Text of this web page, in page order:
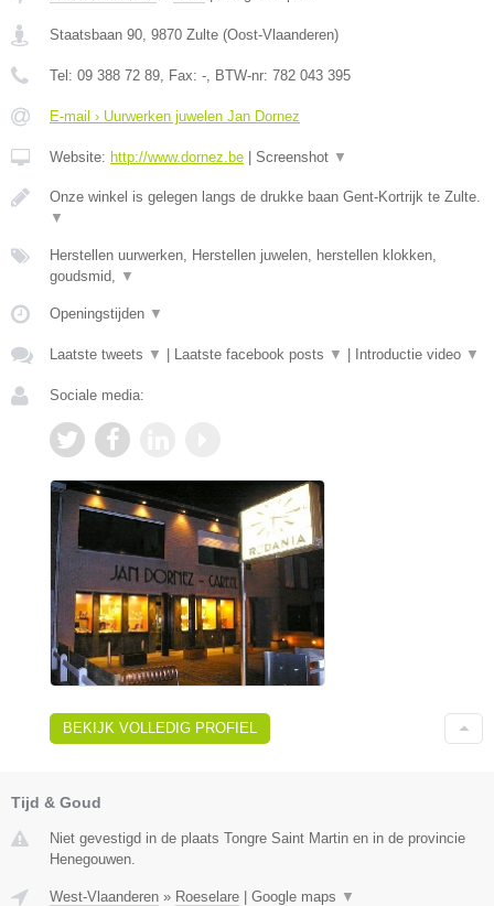
Staatsbaan 90, 9870 Zulte (Oost-Vlaanderen)
Tel: 09 388 72 89, Fax: -, BTW-nr: 782 043 395
E-mail › Uurwerken juwelen Jan Dornez
Website: http://www.dornez.be Screenshot ▼
Onze winkel is gelegen langs de drukke baan Gent-Kortrijk te Zulte.
▼
Herstellen uurwerken, Herstellen juwelen, herstellen klokken,
goudsmid, ▼
Openingstijden ▼
Laatste tweets ▼ Laatste facebook posts ▼ Introductie video ▼
Sociale media:
BEKIJK VOLLEDIG PROFIEL
Tijd & Goud
Niet gevestigd in de plaats Tongre Saint Martin en in de provincie
Henegouwen.
West-Vlaanderen » Roeselare | Google maps ▼